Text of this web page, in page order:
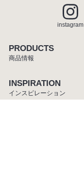
instagram
PRODUCTS
商品情報
INSPIRATION
インスピレーション